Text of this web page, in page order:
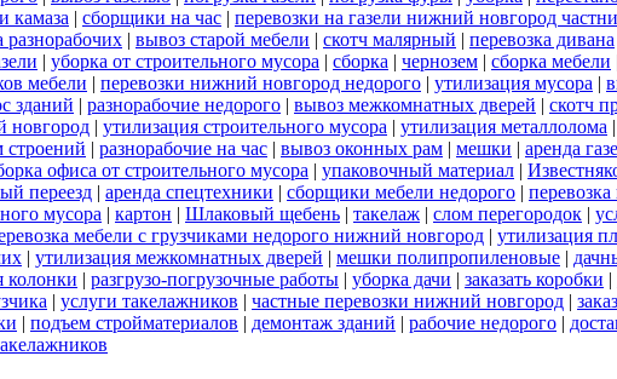
камаза | сборщики на час | перевозки на газели нижний новгород
разнорабочих | вывоз старой мебели | скотч малярный | перевозка дивана
| уборка от строительного мусора | сборка | чернозем | сборка мебели
мебели | перевозки нижний новгород недорого | утилизация мусора |
зданий | разнорабочие недорого | вывоз межкомнатных дверей | скотч
новгород | утилизация строительного мусора | утилизация металлолома |
строений | разнорабочие на час | вывоз оконных рам | мешки | аренда
офиса от строительного мусора | упаковочный материал |
переезд | аренда спецтехники | сборщики мебели недорого |
мусора | картон | Шлаковый щебень | такелаж | слом перегородок |
мебели с грузчиками недорого нижний новгород | утилизация
| утилизация межкомнатных дверей | мешки полипропиленовые |
колонки | разгрузо-погрузочные работы | уборка дачи | заказать коробки |
| услуги такелажников | частные перевозки нижний новгород |
| подъем стройматериалов | демонтаж зданий | рабочие недорого |